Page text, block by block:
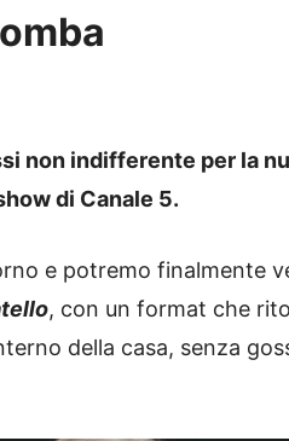
non indifferente per la
di Canale 5.
e potremo finalmente
, con un format che
della casa, senza